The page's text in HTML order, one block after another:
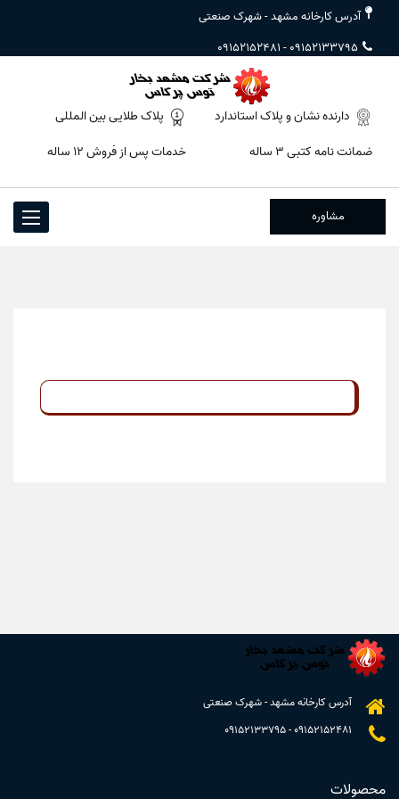
آدرس کارخانه مشهد - شهرک صنعتی
09152133795
-
09152152481
دارنده نشان و پلاک استاندارد
ضمانت نامه کتبی ۳ ساله
پلاک طلایی بین المللی
خدمات پس از فروش ۱۲ ساله
Toggle
مشاوره
آدرس کارخانه مشهد - شهرک صنعتی
09152152481
-
09152133795
محصولات